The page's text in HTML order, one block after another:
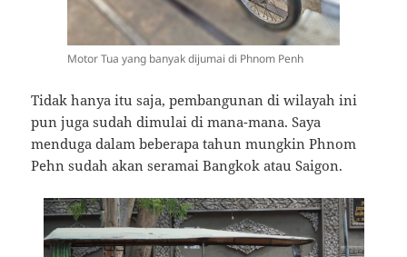
Motor Tua yang banyak dijumai di Phnom Penh
Tidak hanya itu saja, pembangunan di wilayah ini
pun juga sudah dimulai di mana-mana. Saya
menduga dalam beberapa tahun mungkin Phnom
Pehn sudah akan seramai Bangkok atau Saigon.